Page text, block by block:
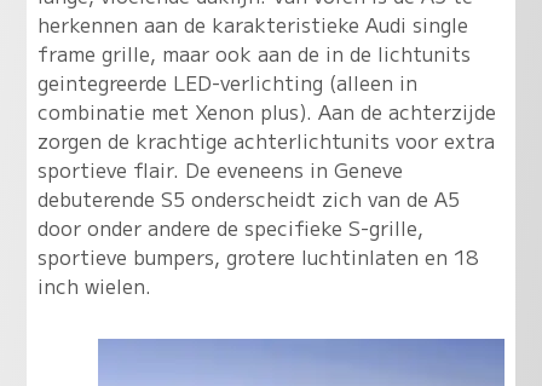
herkennen aan de karakteristieke Audi single
frame grille, maar ook aan de in de lichtunits
geintegreerde LED-verlichting (alleen in
combinatie met Xenon plus). Aan de achterzijde
zorgen de krachtige achterlichtunits voor extra
sportieve flair. De eveneens in Geneve
debuterende S5 onderscheidt zich van de A5
door onder andere de specifieke S-grille,
sportieve bumpers, grotere luchtinlaten en 18
inch wielen.